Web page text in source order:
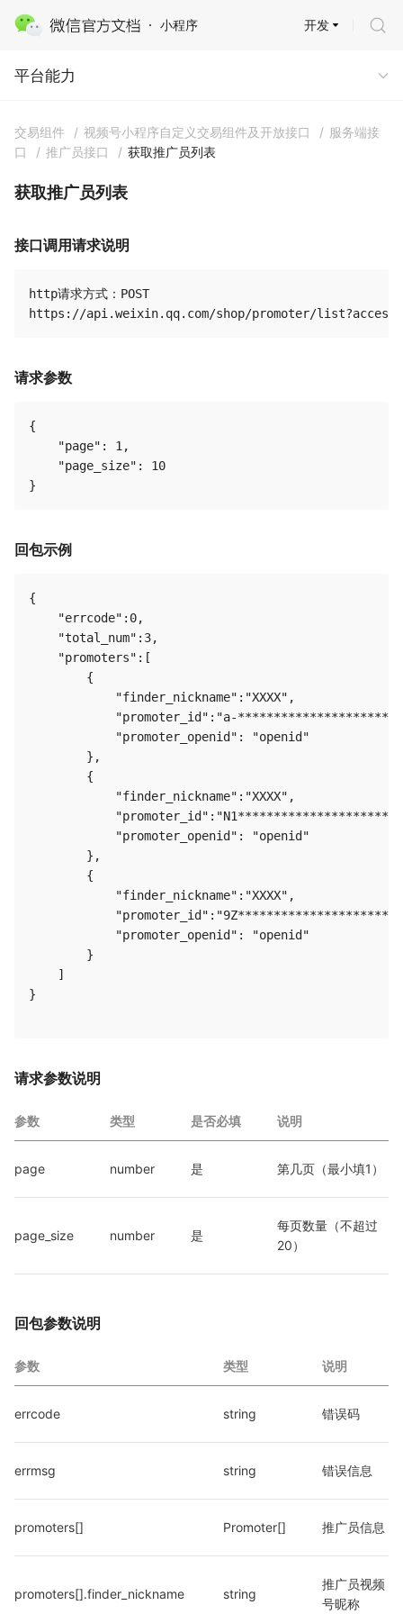
小程序
平台能力 · 商业能力
开发
平台能力
交易组件 / 视频号小程序自定义交易组件及开放接口 / 服务端接
口
/ 推广员接口 / 获取推广员列表
获取推广员列表
接口调用请求说明
http请求方式：POST
请求参数
{
    "page": 1,
    "page_size": 10
回包示例
{
    "errcode":0,
    "total_num":3,
    "promoters":[
        {
            "finder_nickname":"XXXX",
"promoter_id":"a-
            "promoter_openid": "openid"
        },
        {
            "finder_nickname":"XXXX",
            "promoter_openid": "openid"
        },
        {
            "finder_nickname":"XXXX",
            "promoter_openid": "openid"
        }
    ]
}
请求参数说明
参数 类型 是否必填 说明
page number 是 第几页（最小填1）
page_size number 是
每页数量（不超过
20）
回包参数说明
参数 类型 说明
errcode string 错误码
errmsg string 错误信息
promoters[] Promoter[] 推广员信息
promoters[].finder_nickname string
推广员视频
号昵称